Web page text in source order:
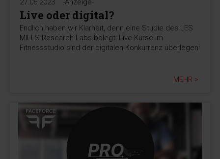
27.06.2023 -Anzeige-
Live oder digital?
Endlich haben wir Klarheit, denn eine Studie des LES
MILLS Research Labs belegt: Live-Kurse im
Fitnessstudio sind der digitalen Konkurrenz überlegen!
MEHR >